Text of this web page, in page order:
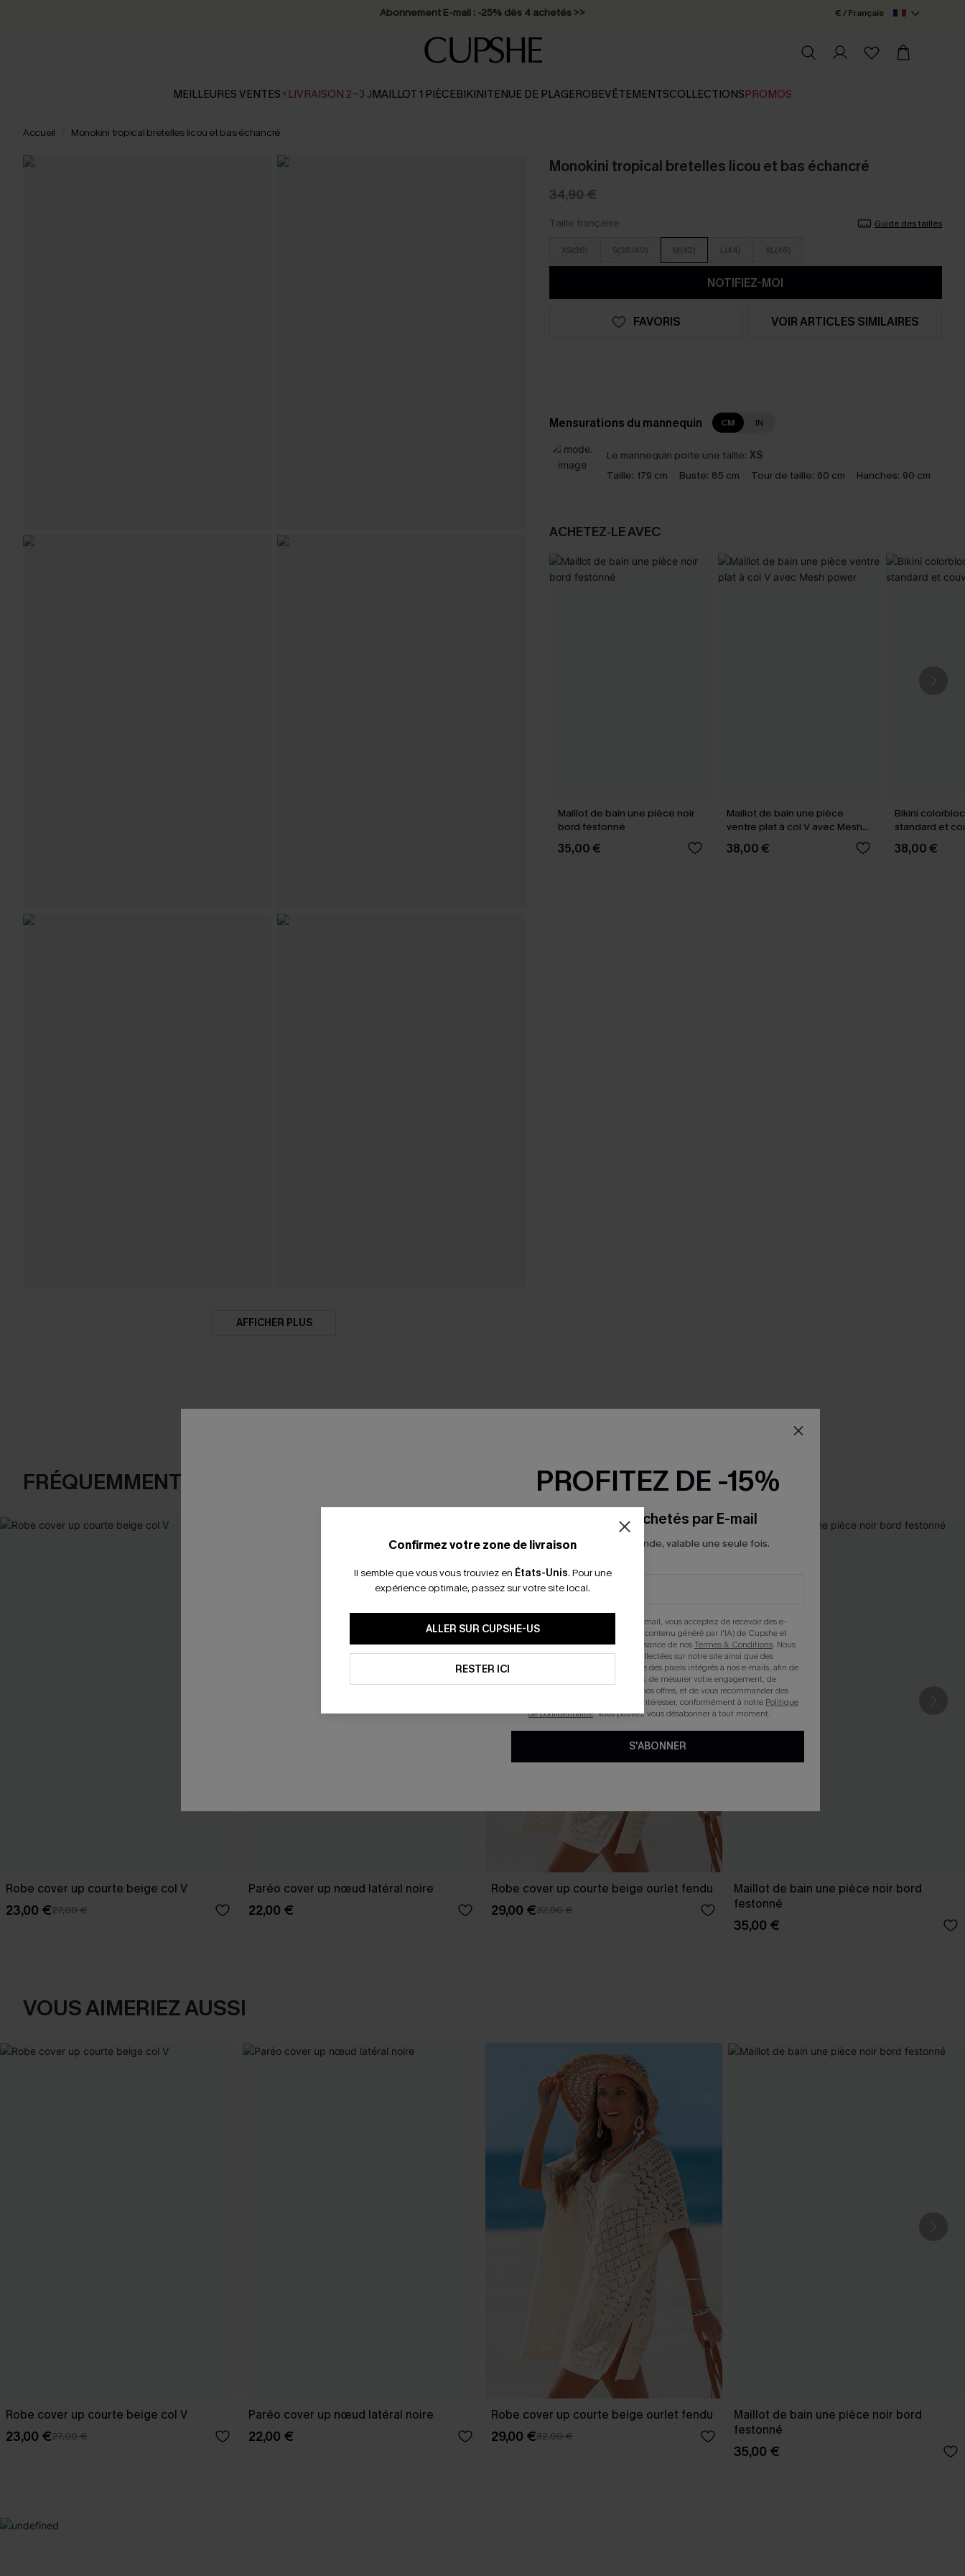
Abonnement E-mail : -25% dès 4 achetés >> € / Français
MEILLEURES VENTES⚡LIVRAISON 2-3 JMAILLOT 1 PIÈCEBIKINITENUE DE PLAGEROBEVÊTEMENTSCOLLECTIONSPROMOS
Accueil Monokini tropical bretelles licou et bas échancré
AFFICHER PLUS
Monokini tropical bretelles licou et bas échancré
34,90 €
Taille française Guide des tailles
XS(36) S(38/40) M(42) L(44) XL(46)
NOTIFIEZ-MOI
FAVORIS VOIR ARTICLES SIMILAIRES
Mensurations du mannequin CM IN
Le mannequin porte une taille: XS
Taille: 179 cm Buste: 85 cm Tour de taille: 60 cm Hanches: 90 cm
ACHETEZ‑LE AVEC
Maillot de bain une pièce noir
bord festonné
35,00 €
Maillot de bain une pièce
ventre plat à col V avec Mesh
power
38,00 €
Bikini
standard et
classique
38,00 €
FRÉQUEMMENT ACHETÉS ENSEMBLE
Robe cover up courte beige col V
23,00 €27,00 €
Paréo cover up nœud latéral noire
22,00 €
Robe cover up courte beige ourlet fendu
29,00 €32,00 €
Maillot de bain une pièce noir bord
festonné
35,00 €
VOUS AIMERIEZ AUSSI
Robe cover up courte beige col V
23,00 €27,00 €
Paréo cover up nœud latéral noire
22,00 €
Robe cover up courte beige ourlet fendu
29,00 €32,00 €
Maillot de bain une pièce noir bord
festonné
35,00 €
Confirmez votre zone de livraison
Il semble que vous vous trouviez en États-Unis. Pour une
expérience optimale, passez sur votre site local.
ALLER SUR CUPSHE-US
RESTER ICI
PROFITEZ DE -15%
-15% dès 2 Achetés par E-mail
*Un code par commande, valable une seule fois.
En soumettant votre adresse e-mail, vous acceptez de recevoir des e-
mails marketing (y compris du contenu généré par l'IA) de Cupshe et
reconnaissez avoir pris connaissance de nosTermes & Conditions. Nous
pouvons utiliser les données collectées sur notre site ainsi que des
technologies de suivi, telles que des pixels intégrés à nos e-mails, afin de
savoir si ceux-ci ont été ouverts, de mesurer votre engagement, de
personnaliser nos contenus et nos offres, et de vous recommander des
produits susceptibles de vous intéresser, conformément à notre Politique
de confidentialité. Vous pouvez vous désabonner à tout moment.
S'ABONNER